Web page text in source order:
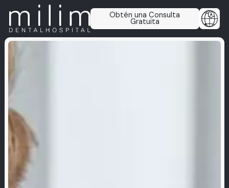
Obtén una Consulta
Gratuita